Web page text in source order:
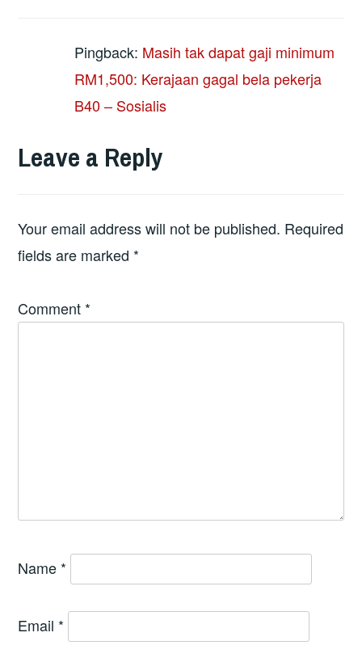
Pingback: Masih tak dapat gaji minimum
RM1,500: Kerajaan gagal bela pekerja
B40 – Sosialis
Leave a Reply
Your email address will not be published. Required
fields are marked *
Comment *
Name *
Email *